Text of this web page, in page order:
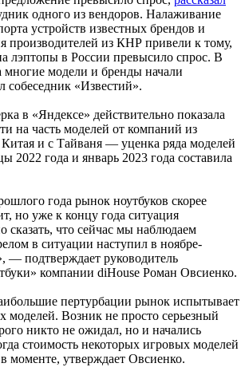
одного из вендоров. Налаживание
устройств известных брендов и
производителей из КНР привели к тому,
лэптопы в России превысило спрос. В
многие модели и бренды начали
собеседник «Известий».
в «Яндексе» действительно показала
на часть моделей от компаний из
Китая и с Тайваня — уценка ряда моделей
2022 года и январь 2023 года составила
года рынок ноутбуков скорее
но уже к концу года ситуация
сказать, что сейчас мы наблюдаем
в ситуации наступил в ноябре-
— подтверждает руководитель
компании diHouse Роман Овсиенко.
пертурбации рынок испытывает
моделей. Возник не просто серьезный
никто не ожидал, но и начались
стоимость некоторых игровых моделей
моменте, утверждает Овсиенко.